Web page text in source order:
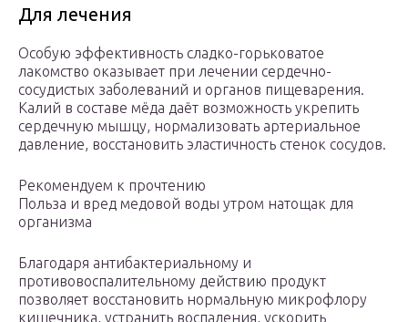
Для лечения
Особую эффективность сладко-горьковатое
лакомство оказывает при лечении сердечно-
сосудистых заболеваний и органов пищеварения.
Калий в составе мёда даёт возможность укрепить
сердечную мышцу, нормализовать артериальное
давление, восстановить эластичность стенок сосудов.
Рекомендуем к прочтению
Польза и вред медовой воды утром натощак для
организма
Благодаря антибактериальному и
противовоспалительному действию продукт
позволяет восстановить нормальную микрофлору
кишечника, устранить воспаления, ускорить